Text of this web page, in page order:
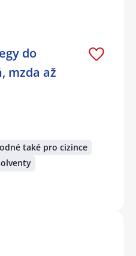
do
mzda až
také pro cizince